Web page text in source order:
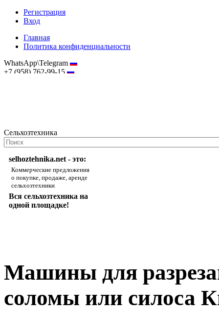
Регистрация
Вход
Главная
Политика конфиденциальности
WhatsApp\Telegram
+7 (958) 762-99-15
Сельхозтехника
selhoztehnika.net - это:
Коммерческие предложения
о покупке, продаже, аренде
сельхозтехники
Вся сельхозтехника на
одной площадке!
Машины для
соломы или силоса